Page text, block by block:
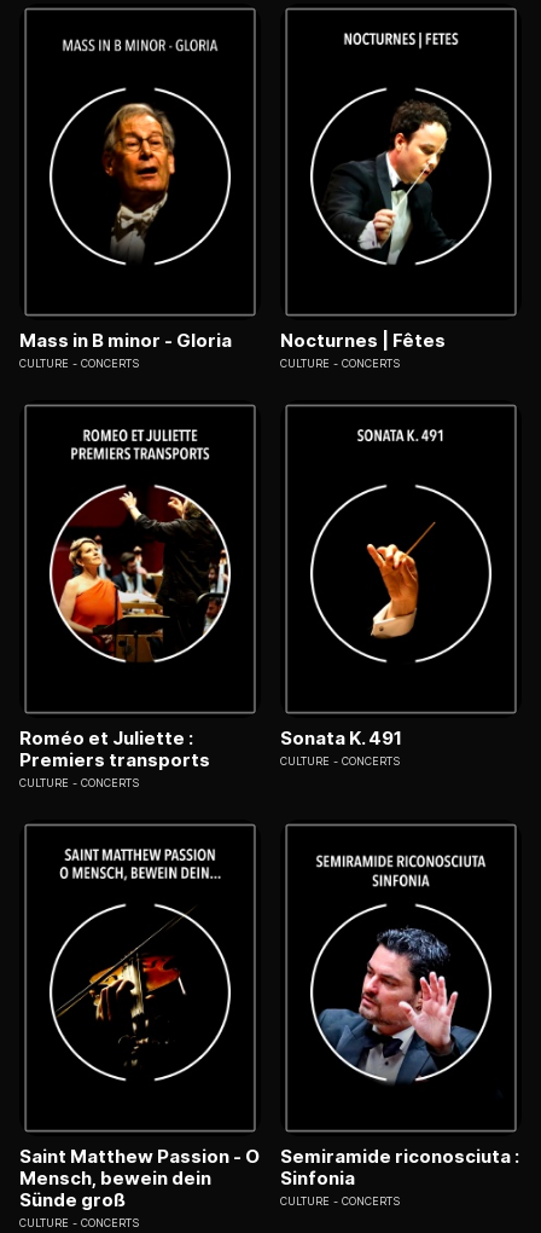
Mass in B minor - Gloria
CULTURE CONCERTS
Nocturnes | Fêtes
CULTURE CONCERTS
Roméo et Juliette :
Premiers transports
CULTURE CONCERTS
Sonata K. 491
CULTURE CONCERTS
Saint Matthew Passion - O
Mensch, bewein dein
Sünde groß
CULTURE CONCERTS
Semiramide riconosciuta :
Sinfonia
CULTURE CONCERTS